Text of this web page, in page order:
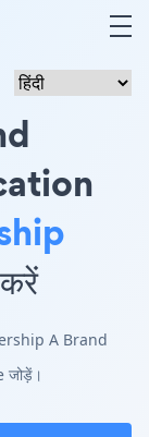
A Brand